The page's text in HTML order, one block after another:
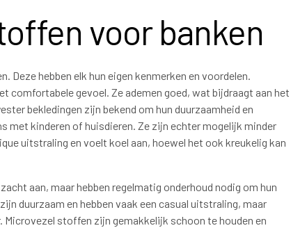
voor banken
hebben elk hun eigen kenmerken en voordelen.
comfortabele gevoel. Ze ademen goed, wat bijdraagt aan het
bekledingen zijn bekend om hun duurzaamheid en
met kinderen of huisdieren. Ze zijn echter mogelijk minder
uitstraling en voelt koel aan, hoewel het ook kreukelig kan
aan, maar hebben regelmatig onderhoud nodig om hun
duurzaam en hebben vaak een casual uitstraling, maar
stoffen zijn gemakkelijk schoon te houden en